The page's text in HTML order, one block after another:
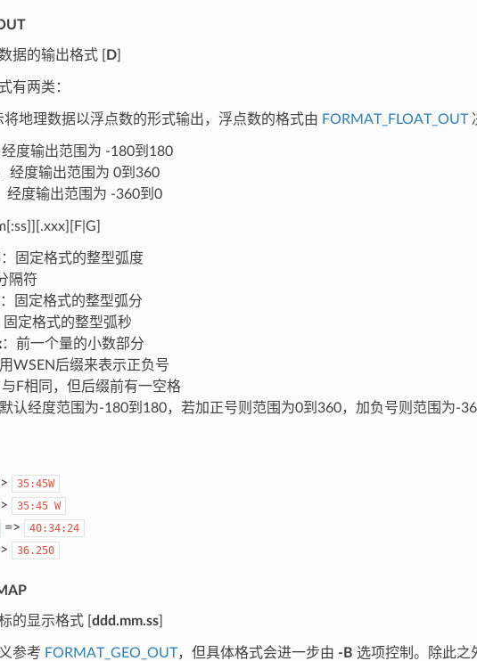
据的输出格式 [ D]
有两类：
将地理数据以浮点数的形式输出，浮点数的格式由 FORMAT_FLOAT_OUT
度输出范围为 -180到180
经度输出范围为 0到360
经度输出范围为 -360到0
：固定格式的整型弧度
隔符
：固定格式的整型弧分
固定格式的整型弧秒
：前一个量的小数部分
WSEN后缀来表示正负号
与F相同，但后缀前有一空格
认经度范围为-180到180，若加正号则范围为0到360，加负号则范围为-
35:45W
35:45 W
=>
40:34:24
36.250
的显示格式 [ ddd.mm.ss]
参考 FORMAT_GEO_OUT，但具体格式会进一步由 -B 选项控制。除此之